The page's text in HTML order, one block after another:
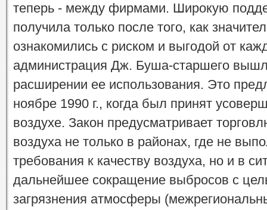
теперь - между фирмами. Широкую
получила только после того, как
ознакомились с риском и выгодой от
администрация Дж. Буша-старшего
расширении ее использования. Это
ноябре 1990 г., когда был принят
воздухе. Закон предусматривает
воздуха не только в районах, где не
требования к качеству воздуха, но и в
дальнейшее сокращение выбросов с
загрязнения атмосферы